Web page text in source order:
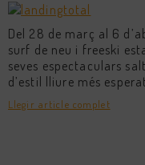
Del 28 de març al 6
surf de neu i freeski
seves espectaculars
d’estil lliure més
Llegir article complet